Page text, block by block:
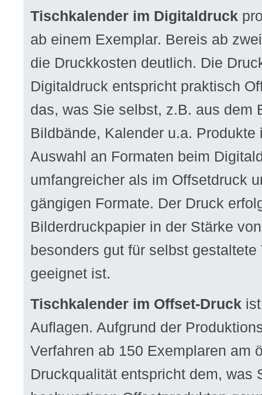
Tischkalender im Digitaldruck
ab einem Exemplar. Bereis ab
die Druckkosten deutlich. Die
Digitaldruck entspricht praktisch
das, was Sie selbst, z.B. aus dem
Bildbände, Kalender u.a.
Auswahl an Formaten beim
umfangreicher als im Offsetdruck
gängigen Formate. Der Druck
Bilderdruckpapier in der Stärke
besonders gut für selbst gestaltete
geeignet ist.
Tischkalender im Offset-Druck
Auflagen. Aufgrund der
Verfahren ab 150 Exemplaren am
Druckqualität entspricht dem, was